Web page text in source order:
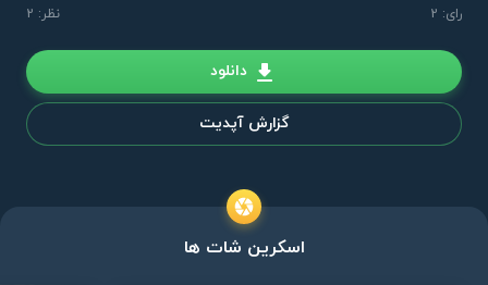
رای: 2 نظر: 2
دانلود
گزارش آپدیت
اسکرین شات ها